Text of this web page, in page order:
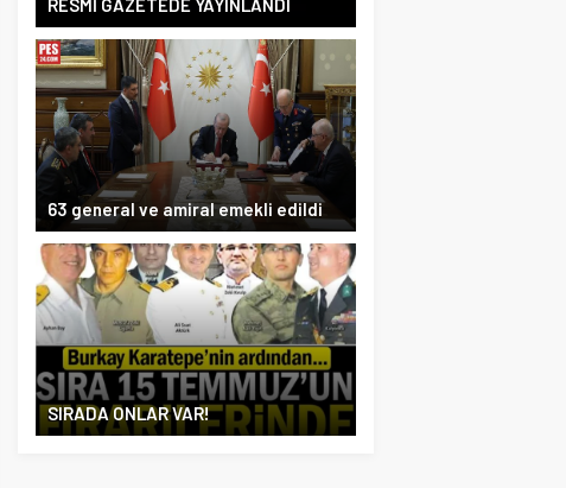
RESMİ GAZETEDE YAYINLANDI
63 general ve amiral emekli edildi
SIRADA ONLAR VAR!